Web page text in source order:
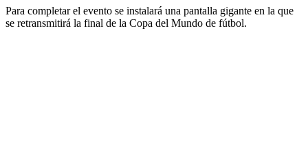
Para completar el evento se instalará una pantalla gigante en la que
se retransmitirá la final de la Copa del Mundo de fútbol.